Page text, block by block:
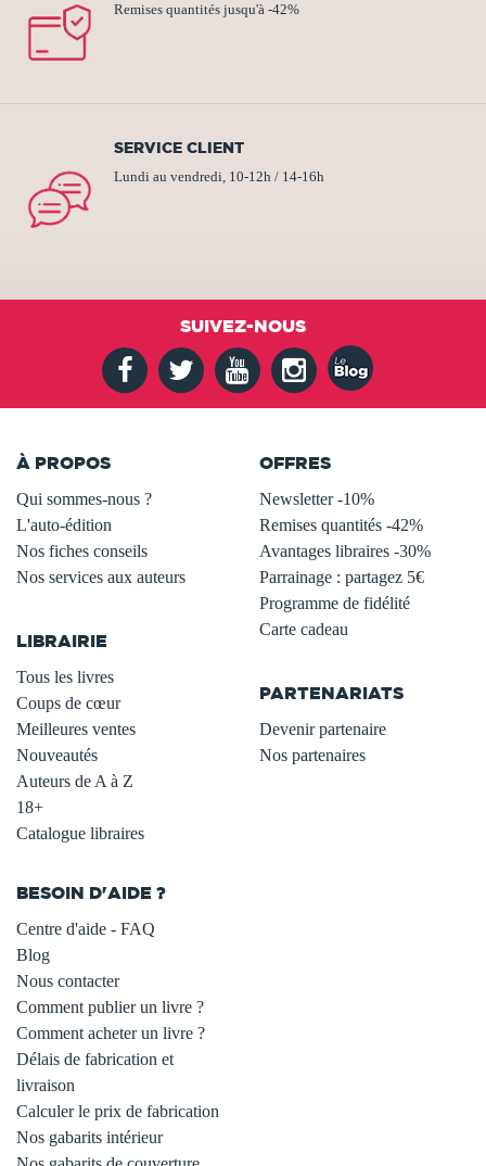
Remises quantités jusqu'à -42%
SERVICE CLIENT
Lundi au vendredi, 10-12h / 14-16h
SUIVEZ-NOUS
À PROPOS
Qui sommes-nous ?
L'auto-édition
Nos fiches conseils
Nos services aux auteurs
LIBRAIRIE
Tous les livres
Coups de cœur
Meilleures ventes
Nouveautés
Auteurs de A à Z
18+
Catalogue libraires
OFFRES
Newsletter -10%
Remises quantités -42%
Avantages libraires -30%
Parrainage : partagez 5€
Programme de fidélité
Carte cadeau
PARTENARIATS
Devenir partenaire
Nos partenaires
BESOIN D'AIDE ?
Centre d'aide - FAQ
Blog
Nous contacter
Comment publier un livre ?
Comment acheter un livre ?
Délais de fabrication et
livraison
Calculer le prix de fabrication
Nos gabarits intérieur